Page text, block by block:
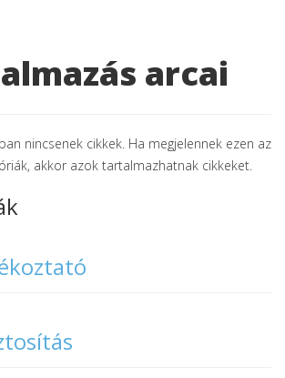
arcai
nincsenek cikkek. Ha megjelennek ezen az
akkor azok tartalmazhatnak cikkeket.